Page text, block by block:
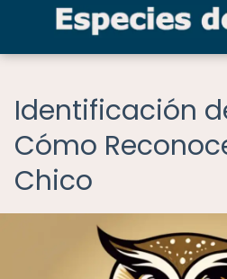
Identificación
Cómo
Chico